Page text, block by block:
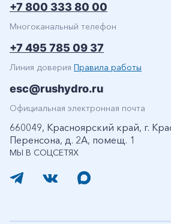
МЫ В СОЦСЕТЯХ
+7 800 333 80 00
Многоканальный телефон
+7 495 785 09 37
Линия доверия Правила работы
esc@rushydro.ru
Официальная электронная почта
660049, Красноярский край, г.
Перенсона, д. 2А, помещ. 1